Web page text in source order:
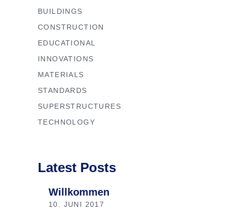
BUILDINGS
CONSTRUCTION
EDUCATIONAL
INNOVATIONS
MATERIALS
STANDARDS
SUPERSTRUCTURES
TECHNOLOGY
Latest Posts
Willkommen
10. JUNI 2017